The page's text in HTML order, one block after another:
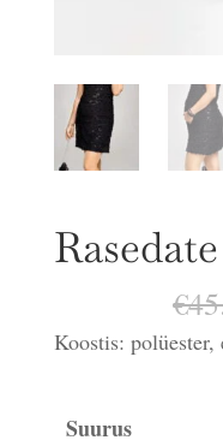
€
Koostis: polüester,
Suurus